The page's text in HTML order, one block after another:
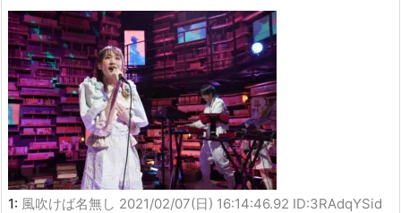
1: 風吹けば名無し 2021/02/07(日) 16:14:46.92 ID:3RAdqYSid